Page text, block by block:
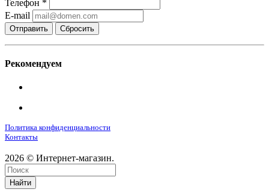
Телефон *
E-mail
Сбросить
Рекомендуем
Политика конфиденциальности
Контакты
2026 © Интернет-магазин.
Найти